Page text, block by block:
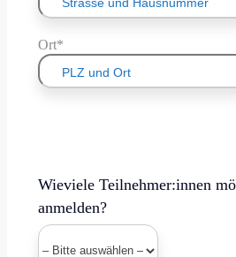
Ort*
Wieviele Teilnehmer:innen
anmelden?